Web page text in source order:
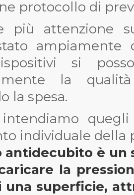
protocollo di
più attenzione
ampiamente
si
la
la spesa.
individuale della
antidecubito è
la
una superficie,